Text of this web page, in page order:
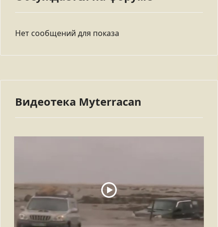
Нет сообщений для показа
Видеотека Myterracan